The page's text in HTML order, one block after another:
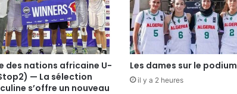
des nations africaine U-
— La sélection
s’offre un nouveau
Les dames sur le podium
il y a 2 heures